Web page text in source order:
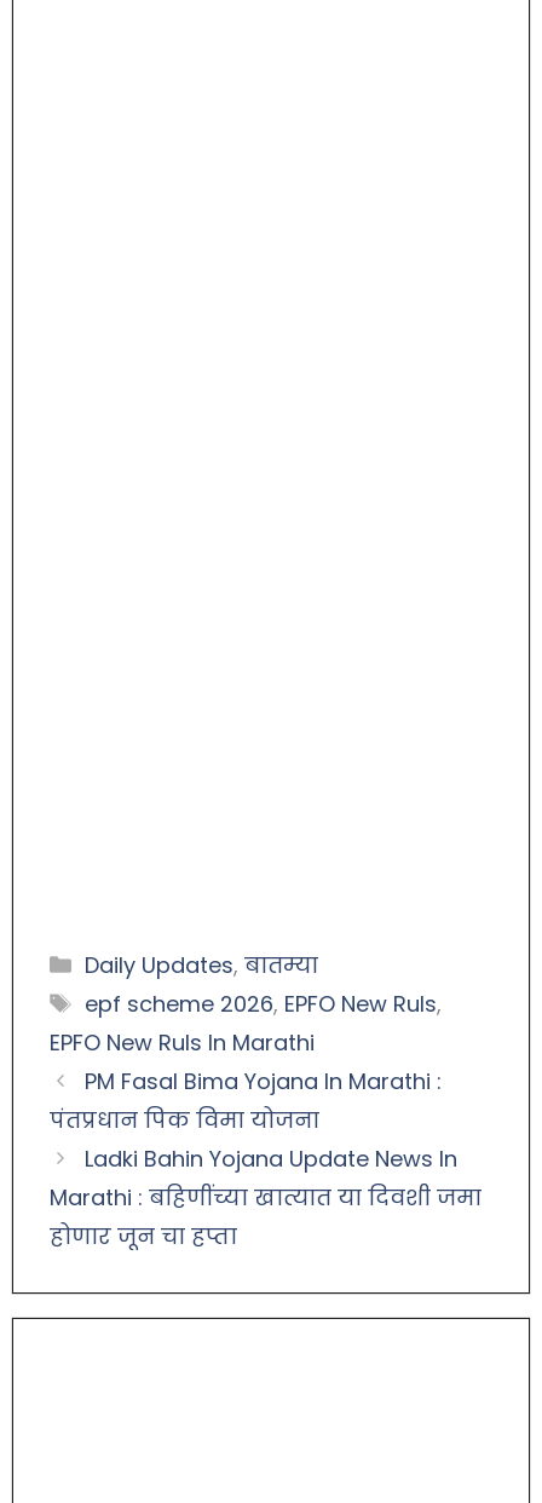
Daily Updates, बातम्या
epf scheme 2026, EPFO New Ruls,
EPFO New Ruls In Marathi
PM Fasal Bima Yojana In Marathi :
पंतप्रधान पिक विमा योजना
Ladki Bahin Yojana Update News In
Marathi : बहिणींच्या खात्यात या दिवशी जमा
होणार जून चा हप्ता